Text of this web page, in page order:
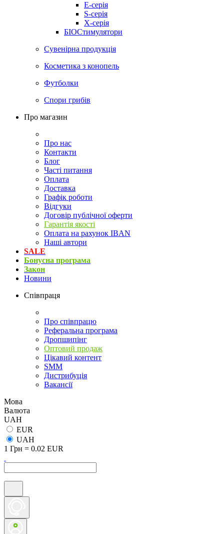
E-серія
S-серія
X-серія
БІОСтимулятори
Сувенірна продукція
Косметика з конопель
Футболки
Спори грибів
Про магазин
Про нас
Контакти
Блог
Часті питання
Оплата
Доставка
Графік роботи
Відгуки
Договір публічної оферти
Гарантія якості
Оплата на рахунок IBAN
Наші автори
SALE
Бонусна програма
Закон
Новини
Співпраця
Про співпрацю
Реферальна програма
Дропшипінг
Оптовий продаж
Цікавий контент
SMM
Дистрибуція
Вакансії
Мова
Валюта
UAH
EUR
UAH
1 Грн = 0.02 EUR